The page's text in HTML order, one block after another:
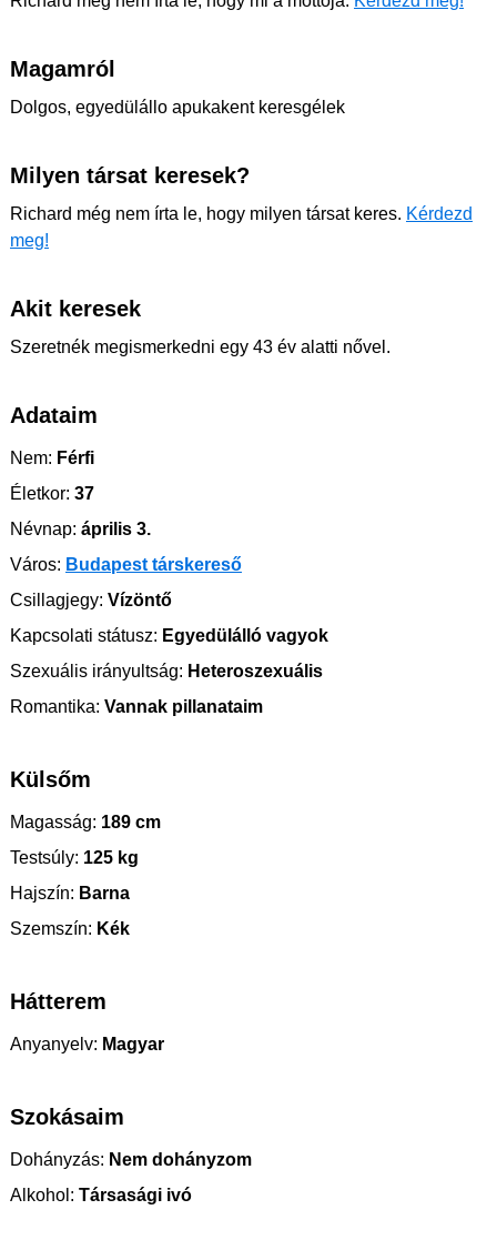
Magamról
Dolgos, egyedülállo apukakent keresgélek
Milyen társat keresek?
Richard még nem írta le, hogy milyen társat keres. Kérdezd
meg!
Akit keresek
Szeretnék megismerkedni egy 43 év alatti nővel.
Adataim
Nem: Férfi
Életkor: 37
Névnap: április 3.
Város: Budapest társkereső
Csillagjegy: Vízöntő
Kapcsolati státusz: Egyedülálló vagyok
Szexuális irányultság: Heteroszexuális
Romantika: Vannak pillanataim
Külsőm
Magasság: 189 cm
Testsúly: 125 kg
Hajszín: Barna
Szemszín: Kék
Hátterem
Anyanyelv: Magyar
Szokásaim
Dohányzás: Nem dohányzom
Alkohol: Társasági ivó